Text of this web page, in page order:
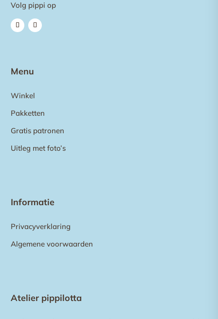
Volg pippi op
Menu
Winkel
Pakketten
Gratis patronen
Uitleg met foto’s
Informatie
Privacyverklaring
Algemene voorwaarden
Atelier pippilotta